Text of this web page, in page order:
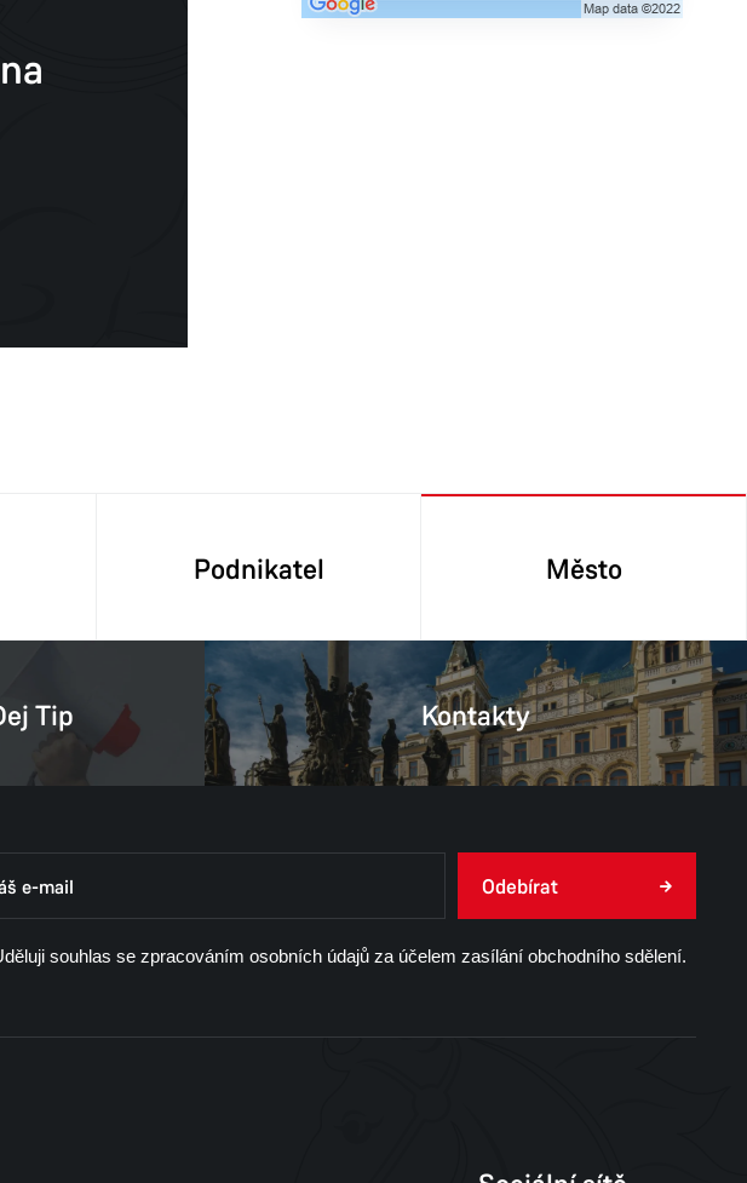
Podnikatel Město
Tip Kontakty
Odebírat
souhlas se zpracováním osobních údajů za účelem zasílání obchodního sdělení.